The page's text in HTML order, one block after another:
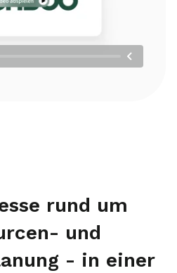
rund um
und
- in einer